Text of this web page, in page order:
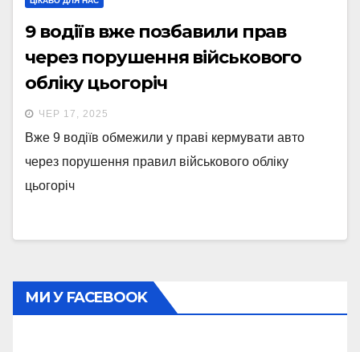
9 водіїв вже позбавили прав
через порушення військового
обліку цьогоріч
ЧЕР 17, 2025
Вже 9 водіїв обмежили у праві кермувати авто
через порушення правил військового обліку
цьогоріч
МИ У FACEBOOK